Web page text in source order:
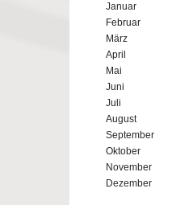
Januar
Februar
März
April
Mai
Juni
Juli
August
September
Oktober
November
Dezember